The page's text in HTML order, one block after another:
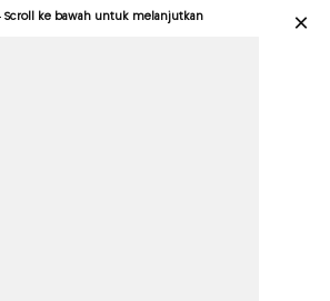
Scroll ke bawah untuk melanjutkan ×